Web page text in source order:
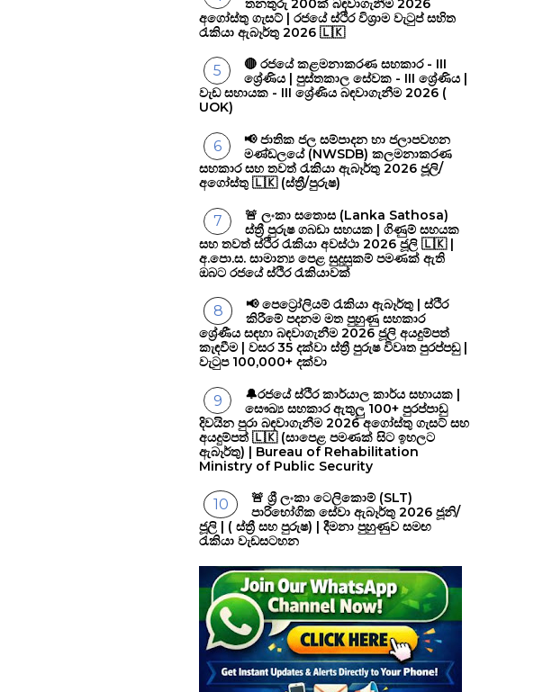
තනතුරු 200ක් බඳවාගැනීම 2026
අගෝස්තු ගැසට් | රජයේ ස්ථිර විශ්‍රාම වැටුප් සහිත
රැකියා ඇබෑර්තු 2026 🇱🇰
🔴 රජයේ කළමනාකරණ සහකාර - III
ශ්‍රේණිය | පුස්තකාල සේවක - III ශ්‍රේණිය |
වැඩ සහායක - III ශ්‍රේණිය බඳවාගැනීම 2026 (
UOK)
📢 ජාතික ජල සම්පාදන හා ජලාපවහන
මණ්ඩලයේ (NWSDB) කලමනාකරණ
සහකාර සහ තවත් රැකියා ඇබෑර්තු 2026 ජූලි/
අගෝස්තු 🇱🇰 (ස්ත්‍රී/පුරුෂ)
🚨 ලංකා සතොස (Lanka Sathosa)
ස්ත්‍රී පුරුෂ ගබඩා සහයක | ගිණුම් සහයක
සහ තවත් ස්ථිර රැකියා අවස්ථා 2026 ජූලි 🇱🇰 |
අ.පො.ස. සාමාන්‍ය පෙළ සුදුසුකම් පමණක් ඇති
ඔබට රජයේ ස්ථිර රැකියාවක්
📢 පෙට්‍රෝලියම් රැකියා ඇබෑර්තු | ස්ථිර
කිරීමේ පදනම මත පුහුණු සහකාර
ශ්‍රේණීය සඳහා බඳවාගැනීම 2026 ජූලි අයදුම්පත්
කැඳවීම | වසර 35 දක්වා ස්ත්‍රී පුරුෂ විවෘත පුරප්පඩු |
වැටුප 100,000+ දක්වා
🔔රජයේ ස්ථිර කාර්යාල කාර්ය සහායක |
සෞඛ්‍ය සහකාර ඇතුලු 100+ පුරප්පාඩු
දිවයින පුරා බඳවාගැනීම 2026 අගෝස්තු ගැසට් සහ
අයදුම්පත් 🇱🇰 (සාපෙළ පමණක් සිට ඉහලට
ඇබෑර්තු) | Bureau of Rehabilitation
Ministry of Public Security
🚨 ශ්‍රී ලංකා ටෙලිකොම් (SLT)
පාරිභෝගික සේවා ඇබෑර්තු 2026 ජූනි/
ජූලි | ( ස්ත්‍රී සහ පුරුෂ) | දීමනා පුහුණුව සමඟ
රැකියා වැඩසටහන